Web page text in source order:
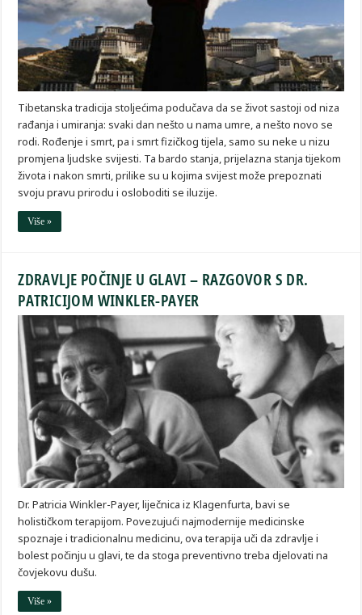
Tibetanska tradicija stoljećima podučava da se život sastoji od niza
rađanja i umiranja: svaki dan nešto u nama umre, a nešto novo se
rodi. Rođenje i smrt, pa i smrt fizičkog tijela, samo su neke u nizu
promjena ljudske svijesti. Ta bardo stanja, prijelazna stanja tijekom
života i nakon smrti, prilike su u kojima svijest može prepoznati
svoju pravu prirodu i osloboditi se iluzije.
Više »
ZDRAVLJE POČINJE U GLAVI – RAZGOVOR S DR.
PATRICIJOM WINKLER-PAYER
Dr. Patricia Winkler-Payer, liječnica iz Klagenfurta, bavi se
holističkom terapijom. Povezujući najmodernije medicinske
spoznaje i tradicionalnu medicinu, ova terapija uči da zdravlje i
bolest počinju u glavi, te da stoga preventivno treba djelovati na
čovjekovu dušu.
Više »